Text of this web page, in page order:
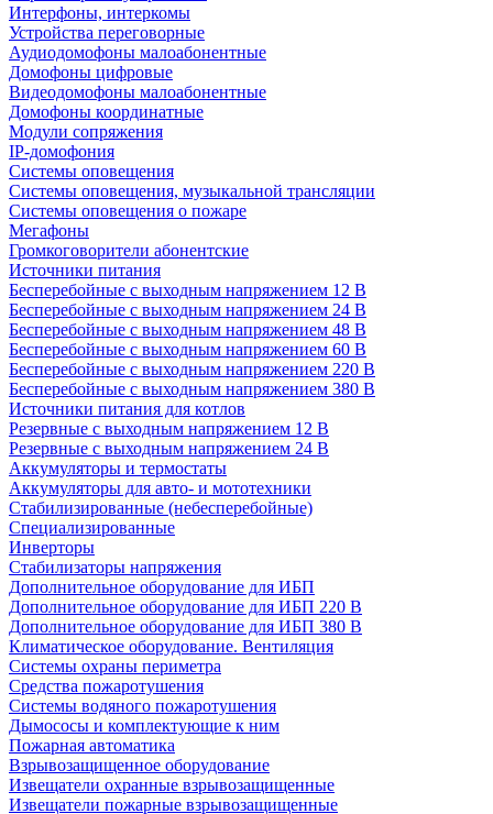
Интерфоны, интеркомы
Устройства переговорные
Аудиодомофоны малоабонентные
Домофоны цифровые
Видеодомофоны малоабонентные
Домофоны координатные
Модули сопряжения
IP-домофония
Системы оповещения
Системы оповещения, музыкальной трансляции
Системы оповещения о пожаре
Мегафоны
Громкоговорители абонентские
Источники питания
Бесперебойные с выходным напряжением 12 В
Бесперебойные с выходным напряжением 24 В
Бесперебойные с выходным напряжением 48 В
Бесперебойные с выходным напряжением 60 В
Бесперебойные с выходным напряжением 220 В
Бесперебойные с выходным напряжением 380 В
Источники питания для котлов
Резервные с выходным напряжением 12 В
Резервные с выходным напряжением 24 В
Аккумуляторы и термостаты
Аккумуляторы для авто- и мототехники
Стабилизированные (небесперебойные)
Специализированные
Инверторы
Стабилизаторы напряжения
Дополнительное оборудование для ИБП
Дополнительное оборудование для ИБП 220 В
Дополнительное оборудование для ИБП 380 В
Климатическое оборудование. Вентиляция
Системы охраны периметра
Средства пожаротушения
Системы водяного пожаротушения
Дымососы и комплектующие к ним
Пожарная автоматика
Взрывозащищенное оборудование
Извещатели охранные взрывозащищенные
Извещатели пожарные взрывозащищенные